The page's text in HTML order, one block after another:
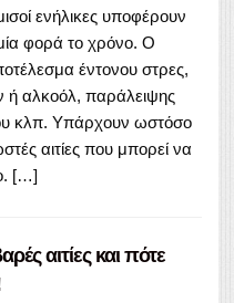
ενήλικες υποφέρουν
φορά το χρόνο. Ο
έντονου στρες,
αλκοόλ, παράλειψης
κλπ. Υπάρχουν ωστόσο
αιτίες που μπορεί να
[…]
αιτίες και πότε